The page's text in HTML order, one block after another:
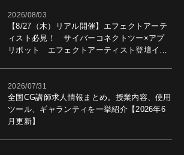
2026/08/03
【8/27（木）リアル開催】エフェクトアーテ
ィスト必見！ サイバーコネクトツー×アプ
リボット エフェクトアーティスト登壇イベ
2026/07/31
全国CG講師求人情報まとめ。授業内容、使用
ツール、ギャランティを一挙紹介【2026年6
月更新】